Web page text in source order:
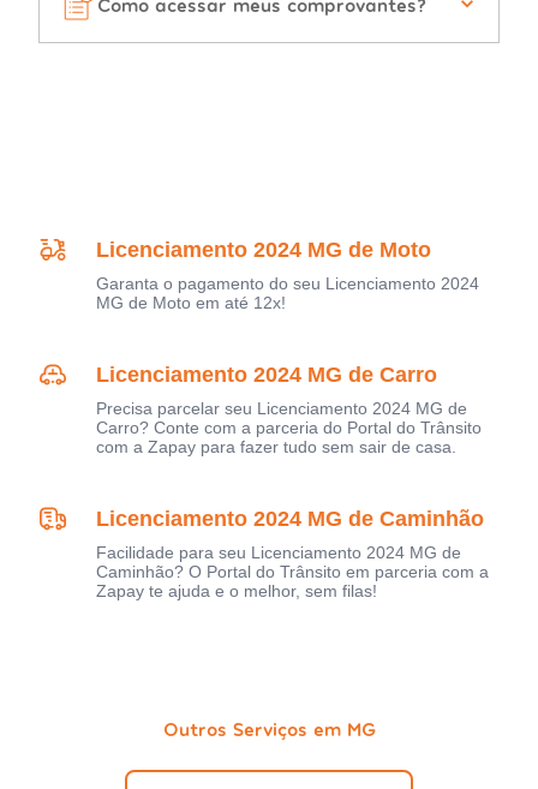
Licenciamento 2024 MG de Moto
Garanta o pagamento do seu Licenciamento 2024
MG de Moto em até 12x!
Licenciamento 2024 MG de Carro
Precisa parcelar seu Licenciamento 2024 MG de
Carro? Conte com a parceria do Portal do Trânsito
com a Zapay para fazer tudo sem sair de casa.
Licenciamento 2024 MG de Caminhão
Facilidade para seu Licenciamento 2024 MG de
Caminhão? O Portal do Trânsito em parceria com a
Zapay te ajuda e o melhor, sem filas!
Outros Serviços em MG